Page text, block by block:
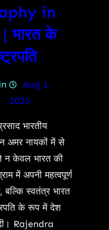
in
भारत के
Aug 1,
2025
भारतीय
अमर नायकों में से
न केवल भारत की
में अपनी महत्वपूर्ण
बल्कि स्वतंत्र भारत
के रूप में देश
Rajendra